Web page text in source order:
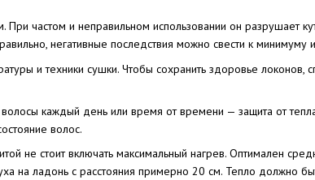
частом и неправильном использовании он разрушает
негативные последствия можно свести к
и техники сушки. Чтобы сохранить здоровье локонов,
каждый день или время от времени — защита от
волос.
не стоит включать максимальный нагрев. Оптимален
на ладонь с расстояния примерно 20 см. Тепло должно